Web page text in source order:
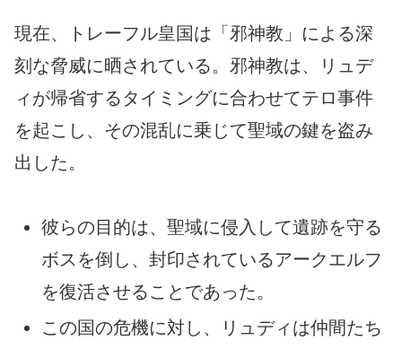
現在、トレーフル皇国は「邪神教」による深
刻な脅威に晒されている。邪神教は、リュデ
ィが帰省するタイミングに合わせてテロ事件
を起こし、その混乱に乗じて聖域の鍵を盗み
出した。
彼らの目的は、聖域に侵入して遺跡を守る
ボスを倒し、封印されているアークエルフ
を復活させることであった。
この国の危機に対し、リュディは仲間たち